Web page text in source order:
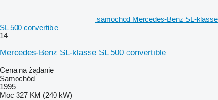
samochód Mercedes-Benz SL-klasse
SL 500 convertible
14
Mercedes-Benz SL-klasse SL 500 convertible
Cena na żądanie
Samochód
1995
Moc 327 KM (240 kW)